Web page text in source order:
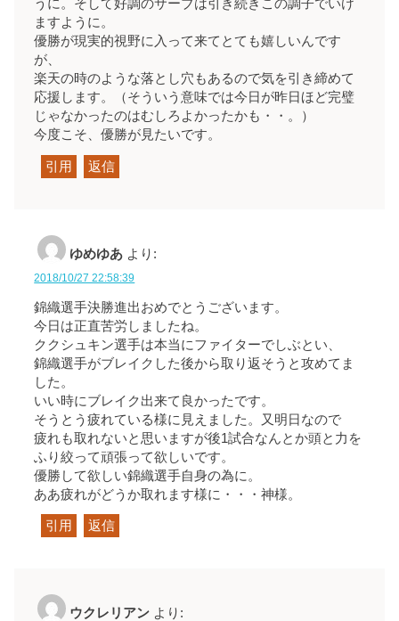
うに。そして好調のサーブは引き続きこの調子でいけ
ますように。
優勝が現実的視野に入って来てとても嬉しいんです
が、
楽天の時のような落とし穴もあるので気を引き締めて
応援します。（そういう意味では今日が昨日ほど完璧
じゃなかったのはむしろよかったかも・・。）
今度こそ、優勝が見たいです。
引用 返信
ゆめゆあ より:
2018/10/27 22:58:39
錦織選手決勝進出おめでとうございます。
今日は正直苦労しましたね。
ククシュキン選手は本当にファイターでしぶとい、
錦織選手がブレイクした後から取り返そうと攻めてま
した。
いい時にブレイク出来て良かったです。
そうとう疲れている様に見えました。又明日なので
疲れも取れないと思いますが後1試合なんとか頭と力を
ふり絞って頑張って欲しいです。
優勝して欲しい錦織選手自身の為に。
ああ疲れがどうか取れます様に・・・神様。
引用 返信
ウクレリアン より: